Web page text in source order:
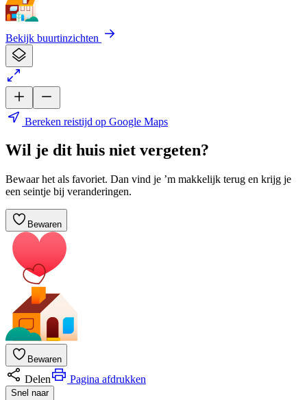
Bekijk buurtinzichten
Bereken reistijd op Google Maps
Wil je dit huis niet vergeten?
Bewaar het als favoriet. Dan vind je ’m makkelijk terug en krijg je
een seintje bij veranderingen.
Bewaren
Bewaren
Delen Pagina afdrukken
Snel naar